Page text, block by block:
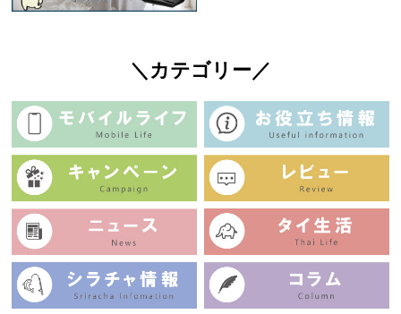
＼カテゴリー／